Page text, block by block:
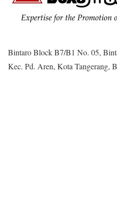
Bintaro Block B7/B1 No. 05,
Kec. Pd. Aren, Kota Tangerang,